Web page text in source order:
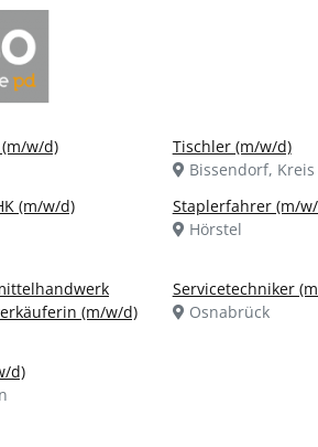
w/d)
Tischler (m/w/d)
Bissendorf,
(m/w/d)
Staplerfahrer (m/
Hörstel
(m/w/d)
Servicetechniker
Osnabrück
d)